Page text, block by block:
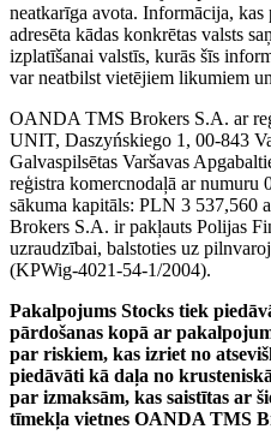
neatkarīga avota. Informācija, kas
adresēta kādas konkrētas valsts
izplatīšanai valstīs, kurās šīs
var neatbilst vietējiem likumiem
OANDA TMS Brokers S.A. ar
UNIT, Daszyńskiego 1, 00-843
Galvaspilsētas Varšavas
reģistra komercnodaļā ar numuru
sākuma kapitāls: PLN 3 537,560
Brokers S.A. ir pakļauts Polijas
uzraudzībai, balstoties uz
(KPWig-4021-54-1/2004).
Pakalpojums Stocks tiek
pārdošanas kopā ar
par riskiem, kas izriet no
piedāvāti kā daļa no
par izmaksām, kas saistītas ar
tīmekļa vietnes OANDA TMS